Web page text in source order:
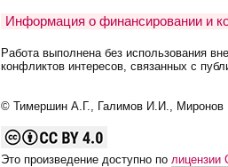
Информация о финансировании и
Работа выполнена без использования
конфликтов интересов, связанных с
© Тимершин А.Г., Галимов И.И., Миронов
Это произведение доступно по лицензии